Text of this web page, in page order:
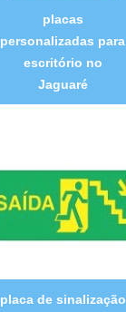
placas
personalizadas para
escritório no
Jaguaré
placa de sinalização